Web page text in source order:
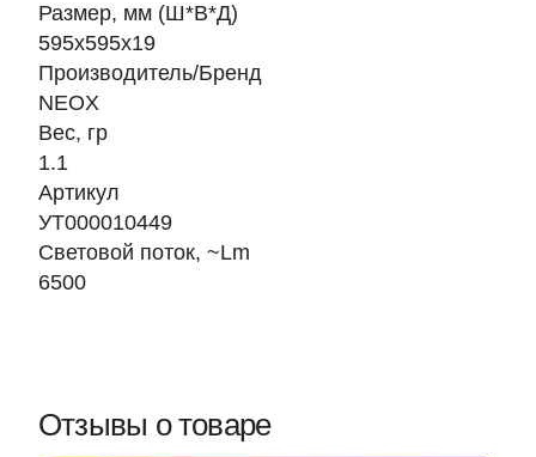
Размер, мм (Ш*В*Д)
595х595х19
Производитель/Бренд
NEOX
Вес, гр
1.1
Артикул
УТ000010449
Световой поток, ~Lm
6500
Отзывы о товаре